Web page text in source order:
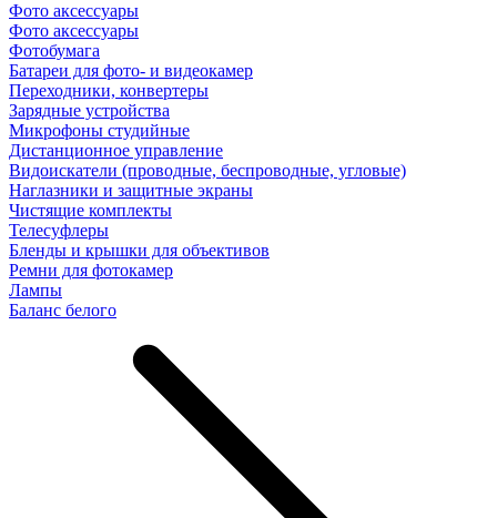
Фото аксессуары
Фото аксессуары
Фотобумага
Батареи для фото- и видеокамер
Переходники, конвертеры
Зарядные устройства
Микрофоны студийные
Дистанционное управление
Видоискатели (проводные, беспроводные, угловые)
Наглазники и защитные экраны
Чистящие комплекты
Телесуфлеры
Бленды и крышки для объективов
Ремни для фотокамер
Лампы
Баланс белого